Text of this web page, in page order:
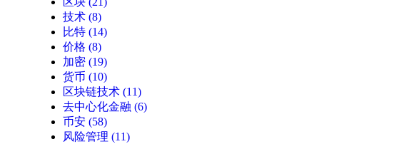
技术 (8)
比特 (14)
价格 (8)
加密 (19)
货币 (10)
区块链技术 (11)
去中心化金融 (6)
币安 (58)
风险管理 (11)